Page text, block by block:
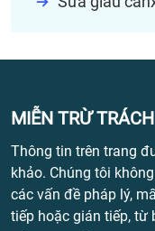
MIỄN TRỪ
Thông tin trên trang
khảo. Chúng tôi
các vấn đề pháp lý,
tiếp hoặc gián tiếp, từ